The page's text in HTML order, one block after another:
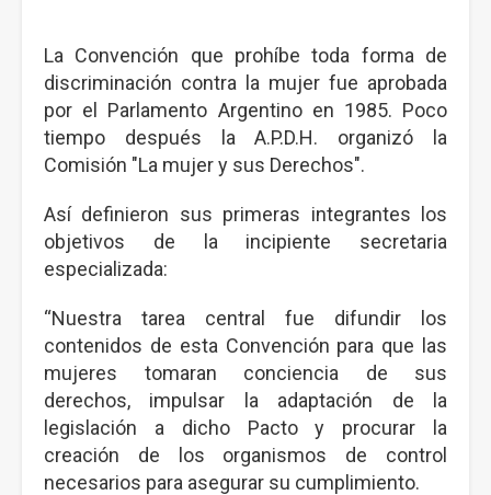
La Convención que prohíbe toda forma de
discriminación contra la mujer fue aprobada
por el Parlamento Argentino en 1985. Poco
tiempo después la A.P.D.H. organizó la
Comisión "La mujer y sus Derechos".
Así definieron sus primeras integrantes los
objetivos de la incipiente secretaria
especializada:
“Nuestra tarea central fue difundir los
contenidos de esta Convención para que las
mujeres tomaran conciencia de sus
derechos, impulsar la adaptación de la
legislación a dicho Pacto y procurar la
creación de los organismos de control
necesarios para asegurar su cumplimiento.